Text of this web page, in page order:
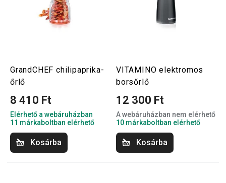
GrandCHEF chilipaprika-
őrlő
8 410 Ft
Elérhető a webáruházban
11 márkaboltban elérhető
Kosárba
VITAMINO elektromos
borsőrlő
12 300 Ft
A webáruházban nem elérhető
10 márkaboltban elérhető
Kosárba